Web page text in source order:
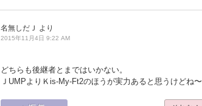
名無しだＪ より
2015年11月4日 9:22 AM
どちらも後継者とまではいかない。
ＪUMPよりＫis-My-Ft2のほうが実力あると思うけどね〜